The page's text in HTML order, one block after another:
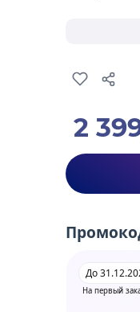
2
На первый
До